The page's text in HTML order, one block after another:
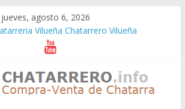
jueves, agosto 6, 2026
Vilueña Chatarrero Vilueña
Zuera Chatarrero Zuera
Zaragoza Chatarrero Zaragoza
Zaida Chatarrero Zaida
Vistabella Chatarrero Vistabella